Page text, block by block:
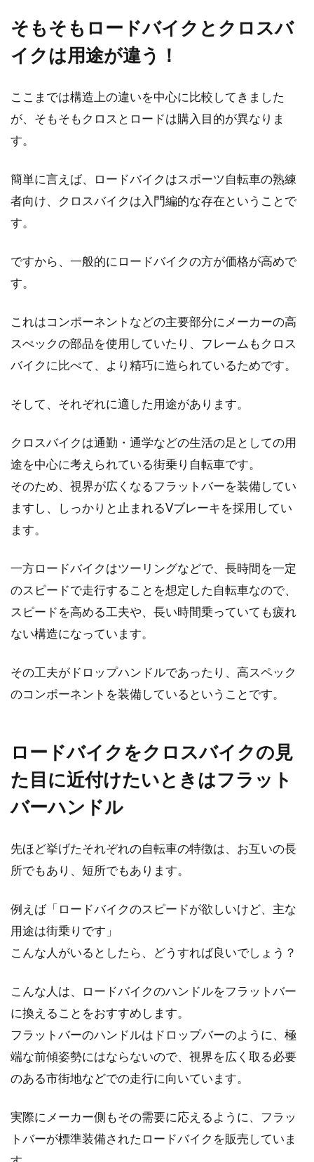
る方法をご紹介！
に、...
した！
こんにちは、じてんしゃライターふくだです。
クロスバイクを買って通勤だけのつもりが、
プっぽく？
こんにちは、じてんしゃライターふくだです。
クロスバイクのハンドルの端に取り付けること
で楽になるバ...
そもそもロードバイクとクロスバ
イクは用途が違う！
ここまでは構造上の違いを中心に比較してきました
が、そもそもクロスとロードは購入目的が異なりま
す。
簡単に言えば、ロードバイクはスポーツ自転車の熟練
者向け、クロスバイクは入門編的な存在ということで
す。
ですから、一般的にロードバイクの方が価格が高めで
す。
これはコンポーネントなどの主要部分にメーカーの高
スぺックの部品を使用していたり、フレームもクロス
バイクに比べて、より精巧に造られているためです。
そして、それぞれに適した用途があります。
クロスバイクは通勤・通学などの生活の足としての用
途を中心に考えられている街乗り自転車です。
そのため、視界が広くなるフラットバーを装備してい
ますし、しっかりと止まれるVブレーキを採用してい
ます。
一方ロードバイクはツーリングなどで、長時間を一定
のスピードで走行することを想定した自転車なので、
スピードを高める工夫や、長い時間乗っていても疲れ
ない構造になっています。
その工夫がドロップハンドルであったり、高スペック
のコンポーネントを装備しているということです。
ロードバイクをクロスバイクの見
た目に近付けたいときはフラット
バーハンドル
先ほど挙げたそれぞれの自転車の特徴は、お互いの長
所でもあり、短所でもあります。
例えば「ロードバイクのスピードが欲しいけど、主な
用途は街乗りです」
こんな人がいるとしたら、どうすれば良いでしょう？
こんな人は、ロードバイクのハンドルをフラットバー
に換えることをおすすめします。
フラットバーのハンドルはドロップバーのように、極
端な前傾姿勢にはならないので、視界を広く取る必要
のある市街地などでの走行に向いています。
実際にメーカー側もその需要に応えるように、フラッ
トバーが標準装備されたロードバイクを販売していま